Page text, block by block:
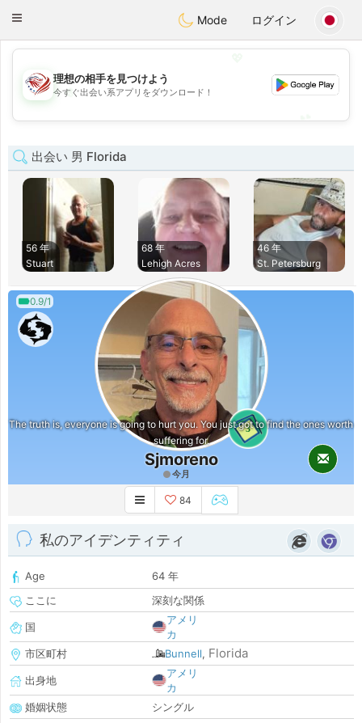
StatesDating
Toggle
Mode ログイン
💖
💕
理想の相手を見つけよう
今すぐ出会い系アプリをダウンロード！
出会い 男 Florida
56 年
Stuart
68 年
Lehigh Acres
46 年
St. Petersburg
0.9/1
3
The truth is, everyone is going to hurt you. You just got to find the ones worth
suffering for.
Sjmoreno
今月
84
私のアイデンティティ
Age
64 年
ここに
深刻な関係
国
アメリ
カ
市区町村
Bunnell, Florida
出身地
アメリ
カ
婚姻状態
シングル